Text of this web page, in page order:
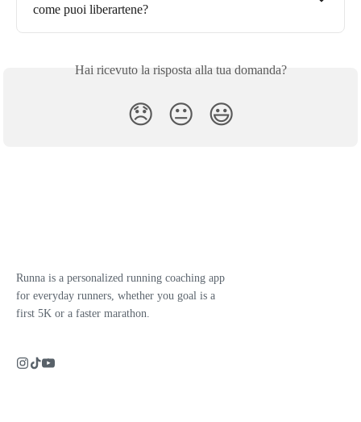
come puoi liberartene?
Hai ricevuto la risposta alla tua domanda?
😞 😐 😃
Runna is a personalized running coaching app
for everyday runners, whether you goal is a
first 5K or a faster marathon.